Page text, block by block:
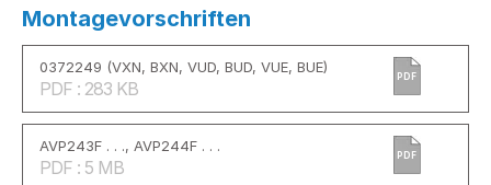
Montagevorschriften
0372249 (VXN, BXN, VUD, BUD, VUE, BUE)
PDF : 283 KB
PDF
AVP243F . . ., AVP244F . . .
PDF : 5 MB
PDF